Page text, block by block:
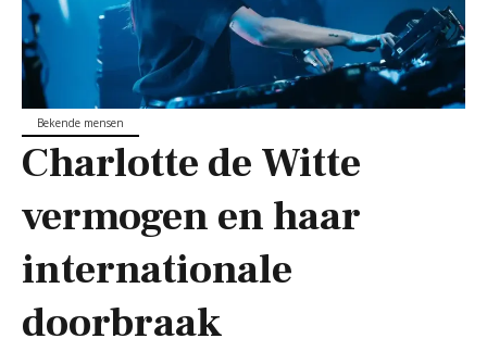
Bekende mensen
Charlotte de Witte
vermogen en haar
internationale
doorbraak